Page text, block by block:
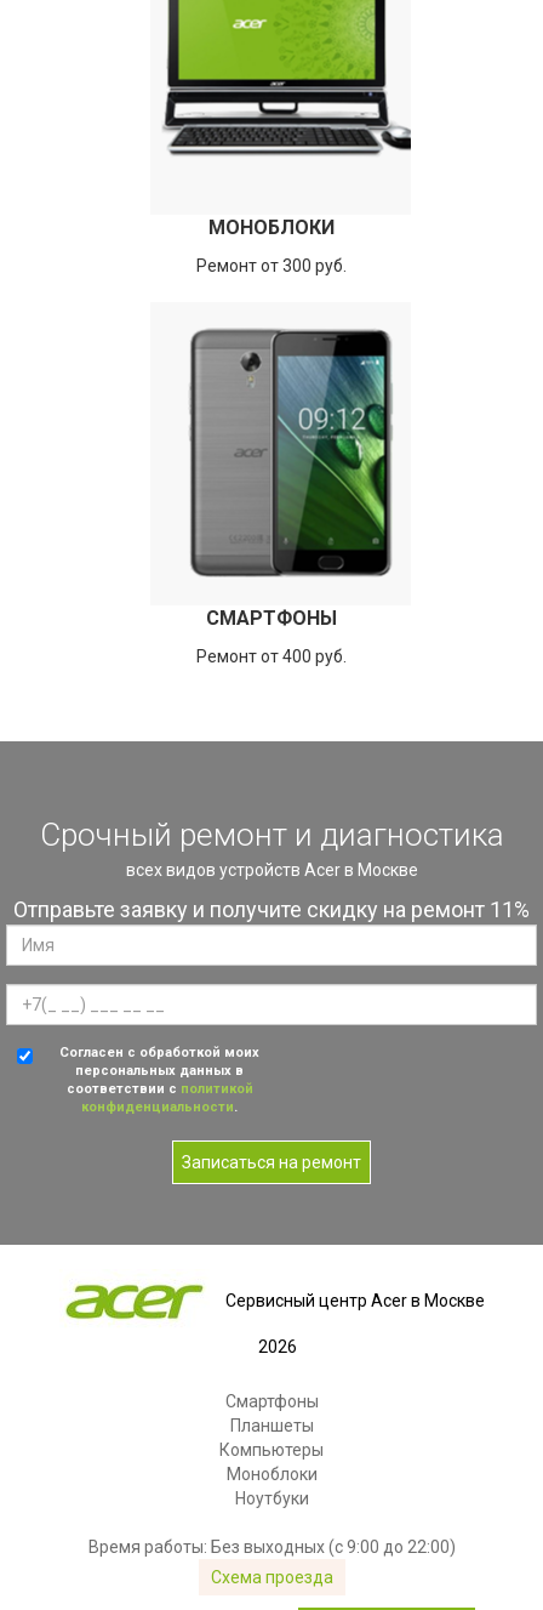
МОНОБЛОКИ
Ремонт от 300 руб.
СМАРТФОНЫ
Ремонт от 400 руб.
Срочный ремонт и диагностика
всех видов устройств Acer в Москве
Отправьте заявку и получите скидку на ремонт 11%
Согласен с обработкой моих
персональных данных в
соответствии с политикой
конфиденциальности.
Записаться на ремонт
Сервисный центр Acer в Москве
2026
Смартфоны
Планшеты
Компьютеры
Моноблоки
Ноутбуки
Время работы: Без выходных (с 9:00 до 22:00)
Схема проезда